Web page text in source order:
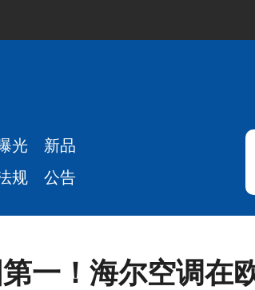
光
新品
规 公告
一！海尔空调在